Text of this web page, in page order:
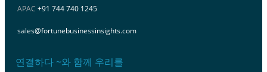
APAC +91 744 740 1245
sales@fortunebusinessinsights.com
연결하다 ~와 함께 우리를